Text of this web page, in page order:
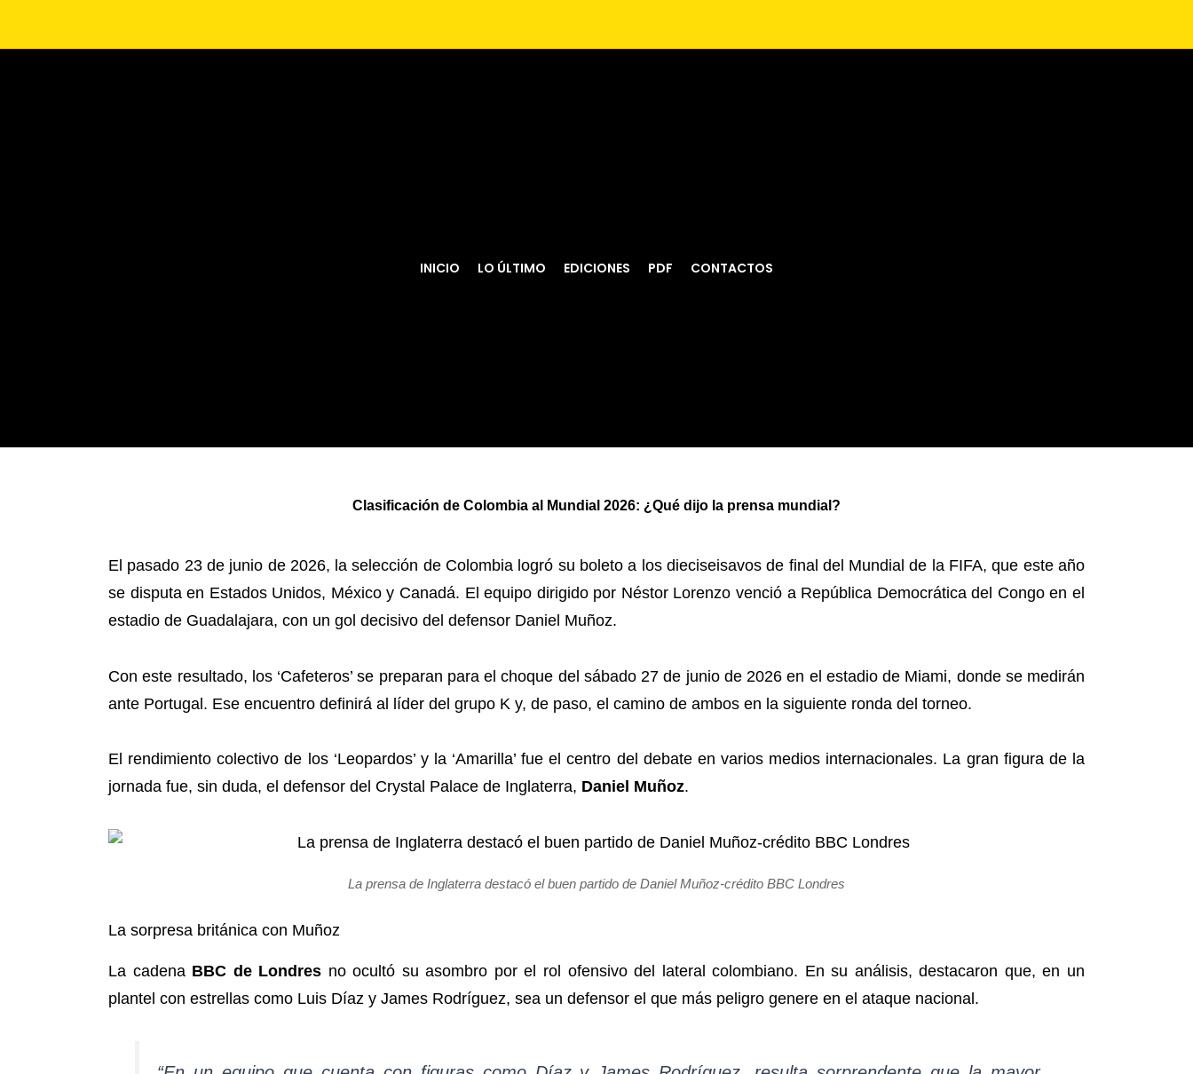
INICIO LO ÚLTIMO EDICIONES PDF CONTACTOS
Clasificación de Colombia al Mundial 2026: ¿Qué dijo la prensa mundial?
El pasado 23 de junio de 2026, la selección de Colombia logró su boleto a los dieciseisavos de final del Mundial de la FIFA, que este año
se disputa en Estados Unidos, México y Canadá. El equipo dirigido por Néstor Lorenzo venció a República Democrática del Congo en el
estadio de Guadalajara, con un gol decisivo del defensor Daniel Muñoz.
Con este resultado, los ‘Cafeteros’ se preparan para el choque del sábado 27 de junio de 2026 en el estadio de Miami, donde se medirán
ante Portugal. Ese encuentro definirá al líder del grupo K y, de paso, el camino de ambos en la siguiente ronda del torneo.
El rendimiento colectivo de los ‘Leopardos’ y la ‘Amarilla’ fue el centro del debate en varios medios internacionales. La gran figura de la
jornada fue, sin duda, el defensor del Crystal Palace de Inglaterra, Daniel Muñoz.
La prensa de Inglaterra destacó el buen partido de Daniel Muñoz-crédito BBC Londres
La sorpresa británica con Muñoz
La cadena BBC de Londres no ocultó su asombro por el rol ofensivo del lateral colombiano. En su análisis, destacaron que, en un
plantel con estrellas como Luis Díaz y James Rodríguez, sea un defensor el que más peligro genere en el ataque nacional.